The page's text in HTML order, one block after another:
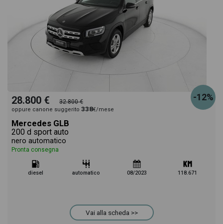
-12%
28.800 € 32.800 €
oppure canone suggerito 338€/mese
Mercedes GLB
200 d sport auto
nero automatico
Pronta consegna
diesel automatico 08/2023 118.671
Vai alla scheda >>